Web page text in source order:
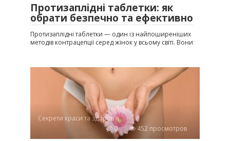
Протизаплідні таблетки: як
обрати безпечно та ефективно
Протизаплідні таблетки — один із найпоширеніших
методів контрацепції серед жінок у всьому світі. Вони
Секрети краси та здоров'я
0
452 просмотров